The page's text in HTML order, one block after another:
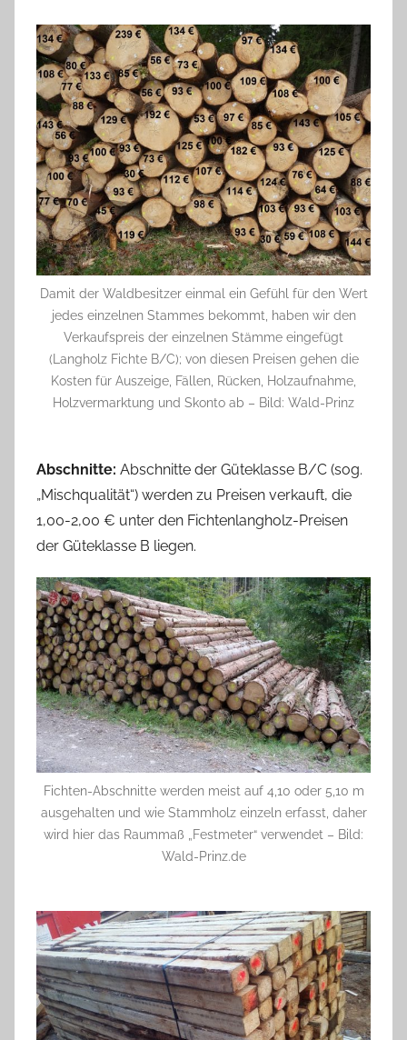
Damit der Waldbesitzer einmal ein Gefühl für den Wert
jedes einzelnen Stammes bekommt, haben wir den
Verkaufspreis der einzelnen Stämme eingefügt
(Langholz Fichte B/C); von diesen Preisen gehen die
Kosten für Auszeige, Fällen, Rücken, Holzaufnahme,
Holzvermarktung und Skonto ab – Bild: Wald-Prinz
Abschnitte: Abschnitte der Güteklasse B/C (sog.
„Mischqualität“) werden zu Preisen verkauft, die
1,00-2,00 € unter den Fichtenlangholz-Preisen
der Güteklasse B liegen.
Fichten-Abschnitte werden meist auf 4,10 oder 5,10 m
ausgehalten und wie Stammholz einzeln erfasst, daher
wird hier das Raummaß „Festmeter“ verwendet – Bild:
Wald-Prinz.de